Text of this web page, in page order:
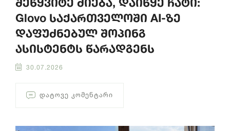
Glovo საქართველოში AI-ზე
დაფუძნებულ შოპინგ
ასისტენტს წარადგენს
30.07.2026
ᲓᲐᲢᲝᲕᲔ ᲙᲝᲛᲔᲜᲢᲐᲠᲘ